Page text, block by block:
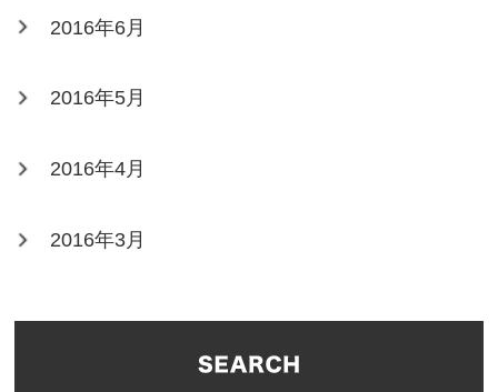
2016年6月
2016年5月
2016年4月
2016年3月